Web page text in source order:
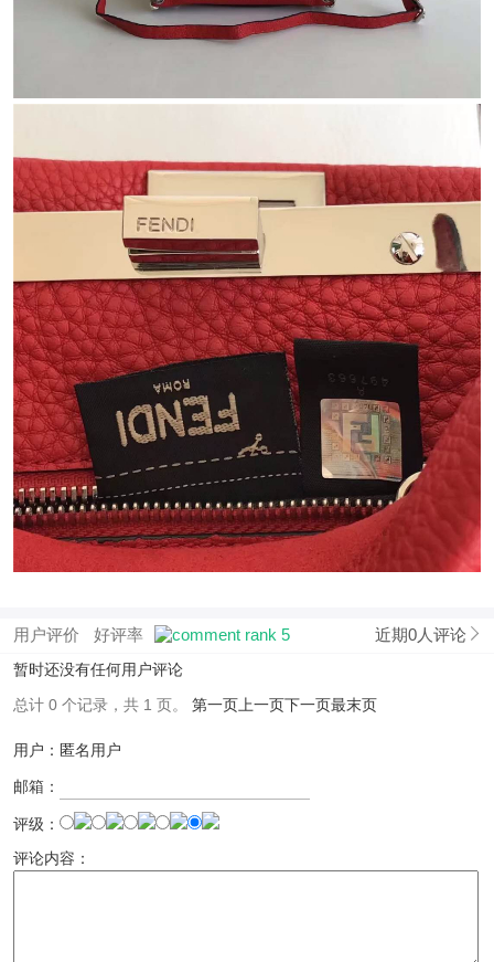
用户评价 好评率 近期0人评论
暂时还没有任何用户评论
总计 0 个记录，共 1 页。 第一页 上一页下一页最末页
用户：匿名用户
邮箱：
评级：
评论内容：